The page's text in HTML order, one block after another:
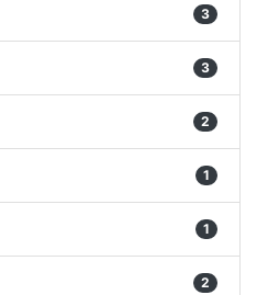
3
3
2
1
1
2